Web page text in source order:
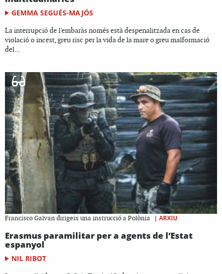
GEMMA SEGUÉS-MAJÓS
La interrupció de l'embaràs només està despenalitzada en cas de
violació o incest, greu risc per la vida de la mare o greu malformació
del...
Francisco Galvan dirigeix una instrucció a Polònia | ARXIU
Erasmus paramilitar per a agents de l’Estat
espanyol
NIL RIBOT